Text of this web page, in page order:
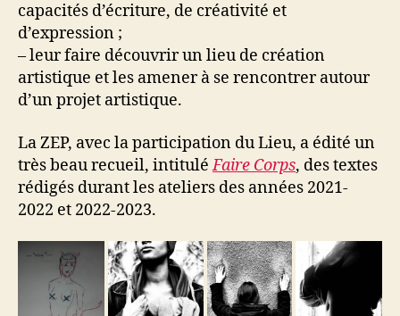
capacités d’écriture, de créativité et
d’expression ;
– leur faire découvrir un lieu de création
artistique et les amener à se rencontrer autour
d’un projet artistique.
La ZEP, avec la participation du Lieu, a édité un
très beau recueil, intituléFaire Corps, des textes
rédigés durant les ateliers des années 2021-
2022 et 2022-2023.